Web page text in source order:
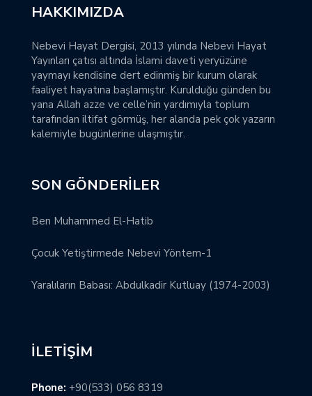
HAKKIMIZDA
Nebevi Hayat Dergisi, 2013 yılında Nebevi Hayat
Yayınları çatısı altında İslami daveti yeryüzüne
yaymayı kendisine dert edinmiş bir kurum olarak
faaliyet hayatına başlamıştır. Kurulduğu günden bu
yana Allah azze ve celle’nin yardımıyla toplum
tarafından iltifat görmüş, her alanda pek çok yazarın
kalemiyle bugünlerine ulaşmıştır.
SON GÖNDERILER
Ben Muhammed El-Hatib
Çocuk Yetiştirmede Nebevi Yöntem-1
Yaralıların Babası: Abdulkadir Kutluay (1974-2003)
İLETIŞIM
Phone: +90(533) 056 8319